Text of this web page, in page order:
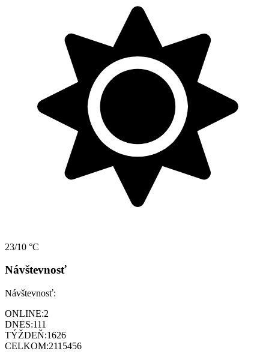
23/10 °C
Návštevnosť
Návštevnosť:
ONLINE:2
DNES:111
TÝŽDEŇ:1626
CELKOM:2115456